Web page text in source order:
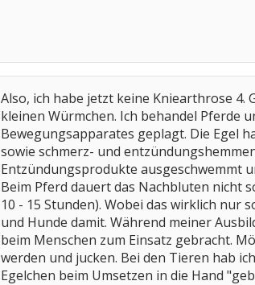
Also, ich habe jetzt keine Kniearthrose
kleinen Würmchen. Ich behandel Pferde
Bewegungsapparates geplagt. Die Egel
sowie schmerz- und
Entzündungsprodukte ausgeschwemmt
Beim Pferd dauert das Nachbluten nicht
10 - 15 Stunden). Wobei das wirklich nur
und Hunde damit. Während meiner
beim Menschen zum Einsatz gebracht.
werden und jucken. Bei den Tieren hab
Egelchen beim Umsetzen in die Hand